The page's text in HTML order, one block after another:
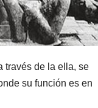
través de la ella, se
su función es en